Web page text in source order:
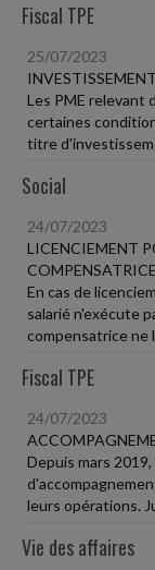
Fiscal TPE
25/07/2023
Les PME relevant
certaines
titre
Social
24/07/2023
LICENCIEMENT
En cas de
salarié n'exécute
compensatrice ne
Fiscal TPE
24/07/2023
Depuis mars
leurs opérations.
Vie des affaires